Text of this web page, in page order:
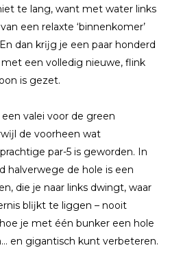
te lang, want met water links
een relaxte ‘binnenkomer’
dan krĳg je een paar honderd
een volledig nieuwe, flink
is gezet.
valei voor de green
de voorheen wat
par-5 is geworden. In
halverwege de hole is een
die je naar links dwingt, waar
blĳkt te liggen – nooit
je met één bunker een hole
en gigantisch kunt verbeteren.